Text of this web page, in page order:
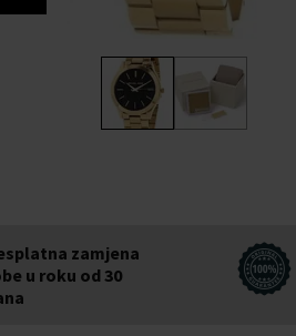
zamjena
u roku od 30